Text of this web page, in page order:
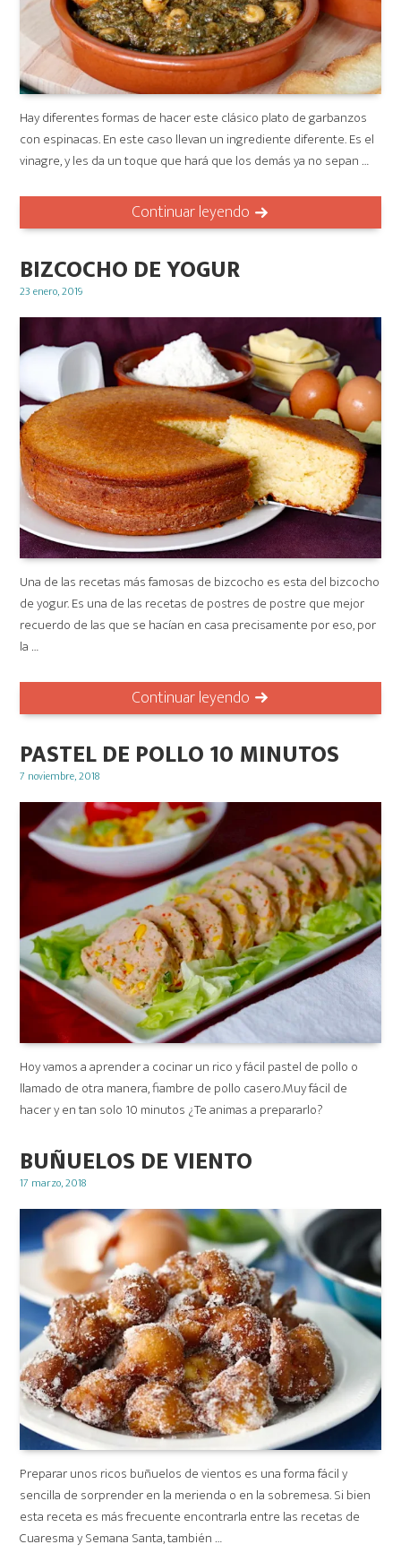
Hay diferentes formas de hacer este clásico plato de garbanzos
con espinacas. En este caso llevan un ingrediente diferente. Es el
vinagre, y les da un toque que hará que los demás ya no sepan …
Continuar leyendo
BIZCOCHO DE YOGUR
Posted
23 enero, 2019
Una de las recetas más famosas de bizcocho es esta del bizcocho
de yogur. Es una de las recetas de postres de postre que mejor
recuerdo de las que se hacían en casa precisamente por eso, por
la …
Continuar leyendo
PASTEL DE POLLO 10 MINUTOS
Posted
7 noviembre, 2018
Hoy vamos a aprender a cocinar un rico y fácil pastel de pollo o
llamado de otra manera, fiambre de pollo casero.Muy fácil de
hacer y en tan solo 10 minutos ¿Te animas a prepararlo?
BUÑUELOS DE VIENTO
Posted
17 marzo, 2018
Preparar unos ricos buñuelos de vientos es una forma fácil y
sencilla de sorprender en la merienda o en la sobremesa. Si bien
esta receta es más frecuente encontrarla entre las recetas de
Cuaresma y Semana Santa, también …